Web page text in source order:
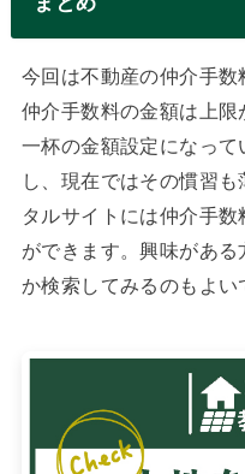
今回は不動産の仲介手数
仲介手数料の金額は上
一杯の金額設定になっ
し、現在ではその慣習
タルサイトには仲介手
ができます。興味があ
か検索してみるのもよい